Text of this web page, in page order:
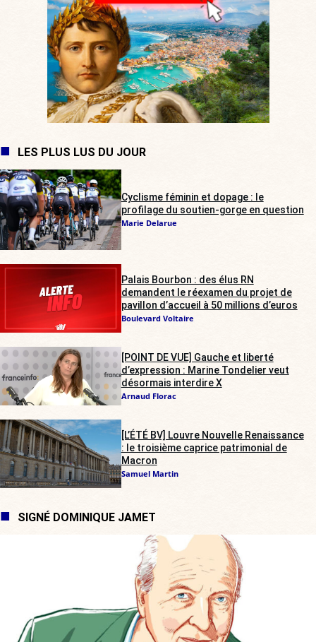
LES PLUS LUS DU JOUR
Cyclisme féminin et dopage : le
profilage du soutien-gorge en question
Marie Delarue
Palais Bourbon : des élus RN
demandent le réexamen du projet de
pavillon d’accueil à 50 millions d’euros
Boulevard Voltaire
[POINT DE VUE] Gauche et liberté
d’expression : Marine Tondelier veut
désormais interdire X
Arnaud Florac
[L’ÉTÉ BV] Louvre Nouvelle Renaissance
: le troisième caprice patrimonial de
Macron
Samuel Martin
SIGNÉ DOMINIQUE JAMET